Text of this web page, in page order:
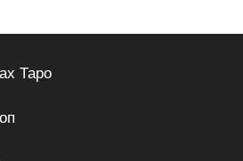
Таро